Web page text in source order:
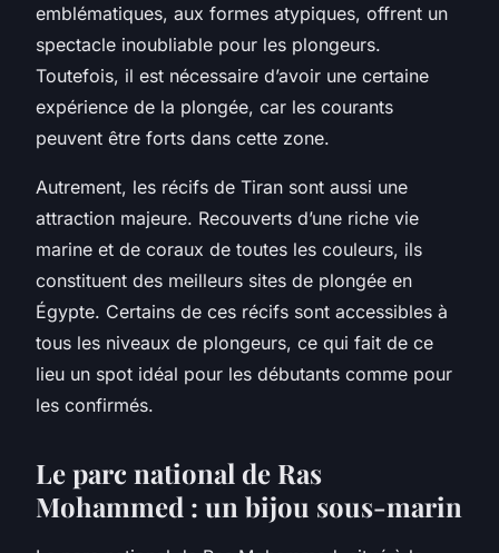
emblématiques, aux formes atypiques, offrent un
spectacle inoubliable pour les plongeurs.
Toutefois, il est nécessaire d’avoir une certaine
expérience de la plongée, car les courants
peuvent être forts dans cette zone.
Autrement, les récifs de Tiran sont aussi une
attraction majeure. Recouverts d’une riche vie
marine et de coraux de toutes les couleurs, ils
constituent des meilleurs sites de plongée en
Égypte. Certains de ces récifs sont accessibles à
tous les niveaux de plongeurs, ce qui fait de ce
lieu un spot idéal pour les débutants comme pour
les confirmés.
Le parc national de Ras
Mohammed : un bijou sous-marin